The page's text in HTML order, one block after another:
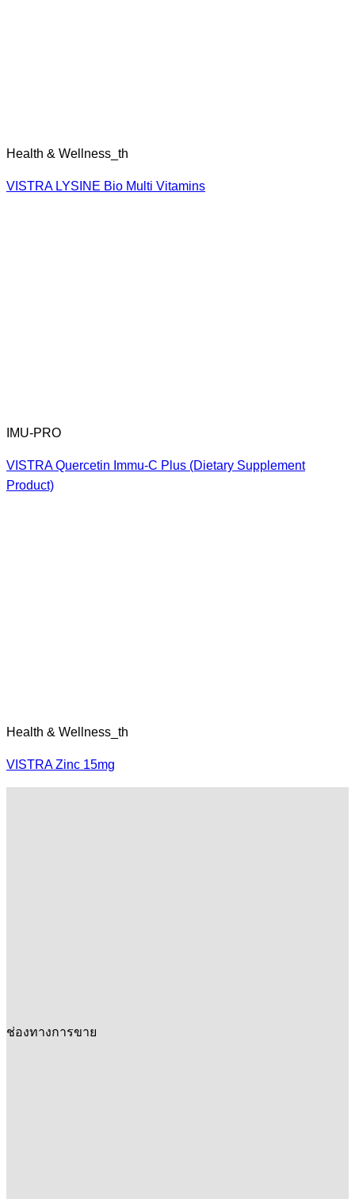
Health & Wellness_th
VISTRA LYSINE Bio Multi Vitamins
IMU-PRO
VISTRA Quercetin Immu-C Plus (Dietary Supplement
Product)
Health & Wellness_th
VISTRA Zinc 15mg
ช่องทางการขาย